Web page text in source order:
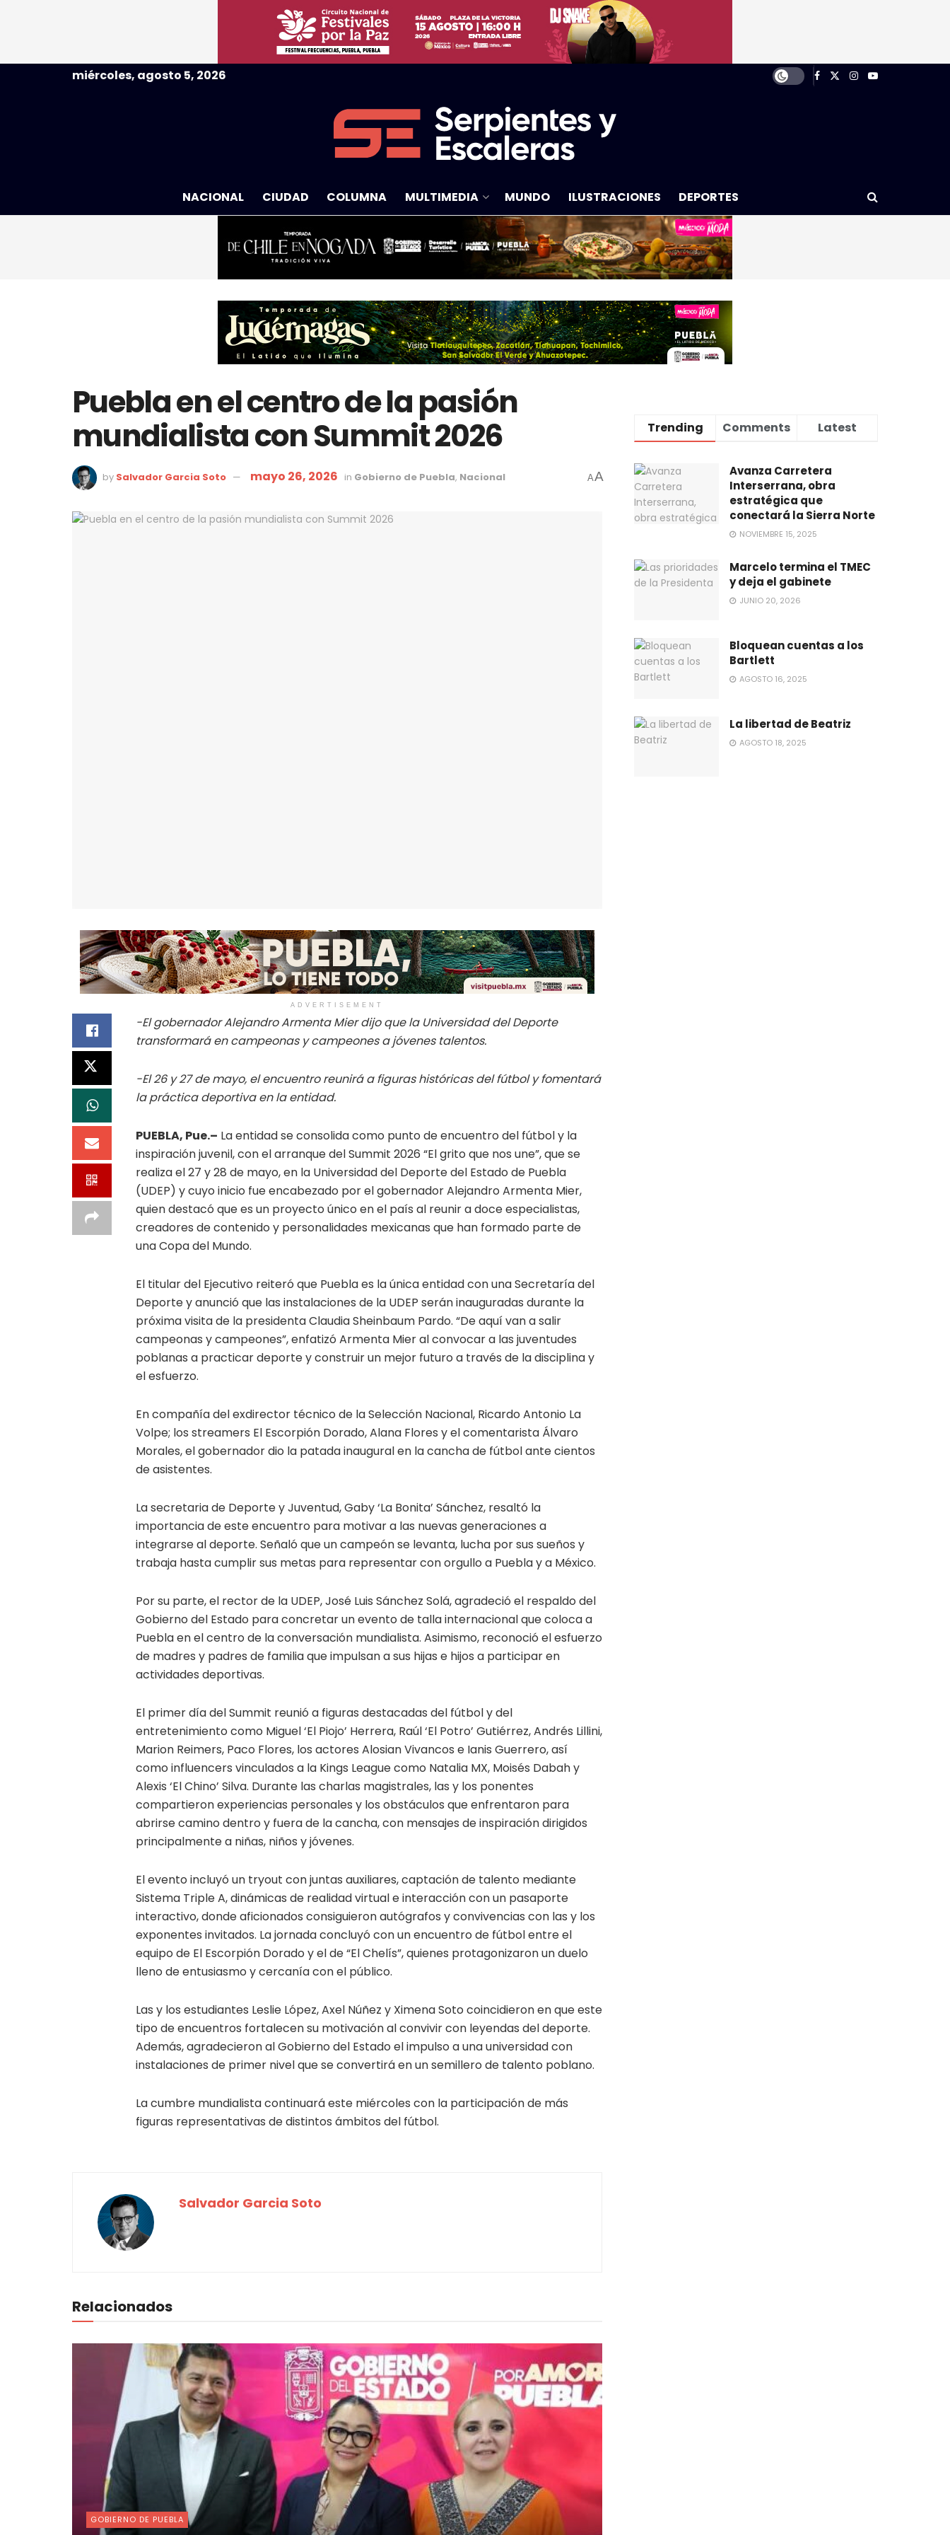
miércoles, agosto 5, 2026
NACIONAL CIUDAD COLUMNA MULTIMEDIA MUNDO ILUSTRACIONES DEPORTES
Puebla en el centro de la pasión
mundialista con Summit 2026
by Salvador Garcia Soto mayo 26, 2026 in Gobierno de Puebla, Nacional AA
ADVERTISEMENT
-El gobernador Alejandro Armenta Mier dijo que la Universidad del Deporte
transformará en campeonas y campeones a jóvenes talentos.
-El 26 y 27 de mayo, el encuentro reunirá a figuras históricas del fútbol y fomentará
la práctica deportiva en la entidad.
PUEBLA, Pue.– La entidad se consolida como punto de encuentro del fútbol y la
inspiración juvenil, con el arranque del Summit 2026 “El grito que nos une”, que se
realiza el 27 y 28 de mayo, en la Universidad del Deporte del Estado de Puebla
(UDEP) y cuyo inicio fue encabezado por el gobernador Alejandro Armenta Mier,
quien destacó que es un proyecto único en el país al reunir a doce especialistas,
creadores de contenido y personalidades mexicanas que han formado parte de
una Copa del Mundo.
El titular del Ejecutivo reiteró que Puebla es la única entidad con una Secretaría del
Deporte y anunció que las instalaciones de la UDEP serán inauguradas durante la
próxima visita de la presidenta Claudia Sheinbaum Pardo. “De aquí van a salir
campeonas y campeones”, enfatizó Armenta Mier al convocar a las juventudes
poblanas a practicar deporte y construir un mejor futuro a través de la disciplina y
el esfuerzo.
En compañía del exdirector técnico de la Selección Nacional, Ricardo Antonio La
Volpe; los streamers El Escorpión Dorado, Alana Flores y el comentarista Álvaro
Morales, el gobernador dio la patada inaugural en la cancha de fútbol ante cientos
de asistentes.
La secretaria de Deporte y Juventud, Gaby ‘La Bonita’ Sánchez, resaltó la
importancia de este encuentro para motivar a las nuevas generaciones a
integrarse al deporte. Señaló que un campeón se levanta, lucha por sus sueños y
trabaja hasta cumplir sus metas para representar con orgullo a Puebla y a México.
Por su parte, el rector de la UDEP, José Luis Sánchez Solá, agradeció el respaldo del
Gobierno del Estado para concretar un evento de talla internacional que coloca a
Puebla en el centro de la conversación mundialista. Asimismo, reconoció el esfuerzo
de madres y padres de familia que impulsan a sus hijas e hijos a participar en
actividades deportivas.
El primer día del Summit reunió a figuras destacadas del fútbol y del
entretenimiento como Miguel ‘El Piojo’ Herrera, Raúl ‘El Potro’ Gutiérrez, Andrés Lillini,
Marion Reimers, Paco Flores, los actores Alosian Vivancos e Ianis Guerrero, así
como influencers vinculados a la Kings League como Natalia MX, Moisés Dabah y
Alexis ‘El Chino’ Silva. Durante las charlas magistrales, las y los ponentes
compartieron experiencias personales y los obstáculos que enfrentaron para
abrirse camino dentro y fuera de la cancha, con mensajes de inspiración dirigidos
principalmente a niñas, niños y jóvenes.
El evento incluyó un tryout con juntas auxiliares, captación de talento mediante
Sistema Triple A, dinámicas de realidad virtual e interacción con un pasaporte
interactivo, donde aficionados consiguieron autógrafos y convivencias con las y los
exponentes invitados. La jornada concluyó con un encuentro de fútbol entre el
equipo de El Escorpión Dorado y el de “El Chelís”, quienes protagonizaron un duelo
lleno de entusiasmo y cercanía con el público.
Las y los estudiantes Leslie López, Axel Núñez y Ximena Soto coincidieron en que este
tipo de encuentros fortalecen su motivación al convivir con leyendas del deporte.
Además, agradecieron al Gobierno del Estado el impulso a una universidad con
instalaciones de primer nivel que se convertirá en un semillero de talento poblano.
La cumbre mundialista continuará este miércoles con la participación de más
figuras representativas de distintos ámbitos del fútbol.
Salvador Garcia Soto
Relacionados
GOBIERNO DE PUEBLA
Trending Comments Latest
Avanza Carretera
Interserrana, obra
estratégica que
conectará la Sierra Norte
NOVIEMBRE 15, 2025
Marcelo termina el TMEC
y deja el gabinete
JUNIO 20, 2026
Bloquean cuentas a los
Bartlett
AGOSTO 16, 2025
La libertad de Beatriz
AGOSTO 18, 2025